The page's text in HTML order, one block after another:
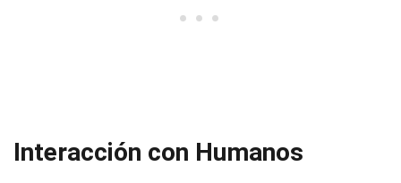
Interacción con Humanos